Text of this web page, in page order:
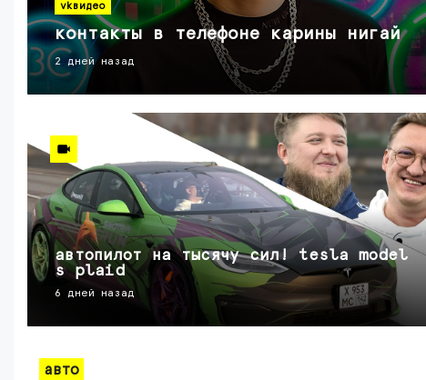
vkвидео
контакты в телефоне карины нигай
2 дней назад
автопилот на тысячу сил! tesla model
s plaid
6 дней назад
авто